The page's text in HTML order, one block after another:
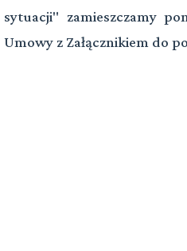
sytuacji" zamieszczamy
Umowy z Załącznikiem do